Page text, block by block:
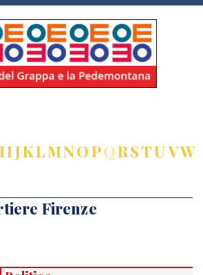
IJKLMNOPQRSTUVW
Firenze